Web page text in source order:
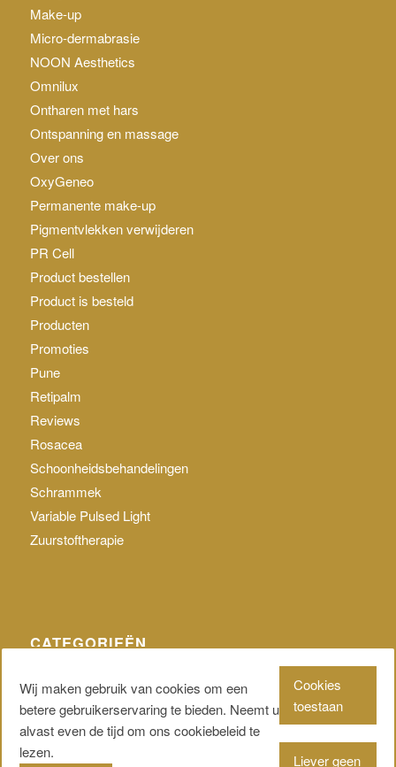
Make-up
Micro-dermabrasie
NOON Aesthetics
Omnilux
Ontharen met hars
Ontspanning en massage
Over ons
OxyGeneo
Permanente make-up
Pigmentvlekken verwijderen
PR Cell
Product bestellen
Product is besteld
Producten
Promoties
Pune
Retipalm
Reviews
Rosacea
Schoonheidsbehandelingen
Schrammek
Variable Pulsed Light
Zuurstoftherapie
CATEGORIEËN
Wij maken gebruik van cookies om een
betere gebruikerservaring te bieden. Neemt u
alvast even de tijd om ons cookiebeleid te
lezen.
Cookies
toestaan
Liever geen